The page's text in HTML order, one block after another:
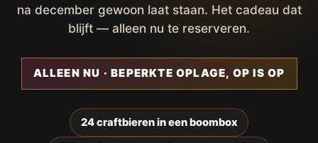
na december gewoon laat staan. Het cadeau dat
blijft — alleen nu te reserveren.
ALLEEN NU · BEPERKTE OPLAGE, OP IS OP
24 craftbieren in een boombox